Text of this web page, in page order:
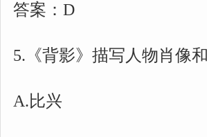
答案：D
5.《背影》描写人物肖像
A.比兴